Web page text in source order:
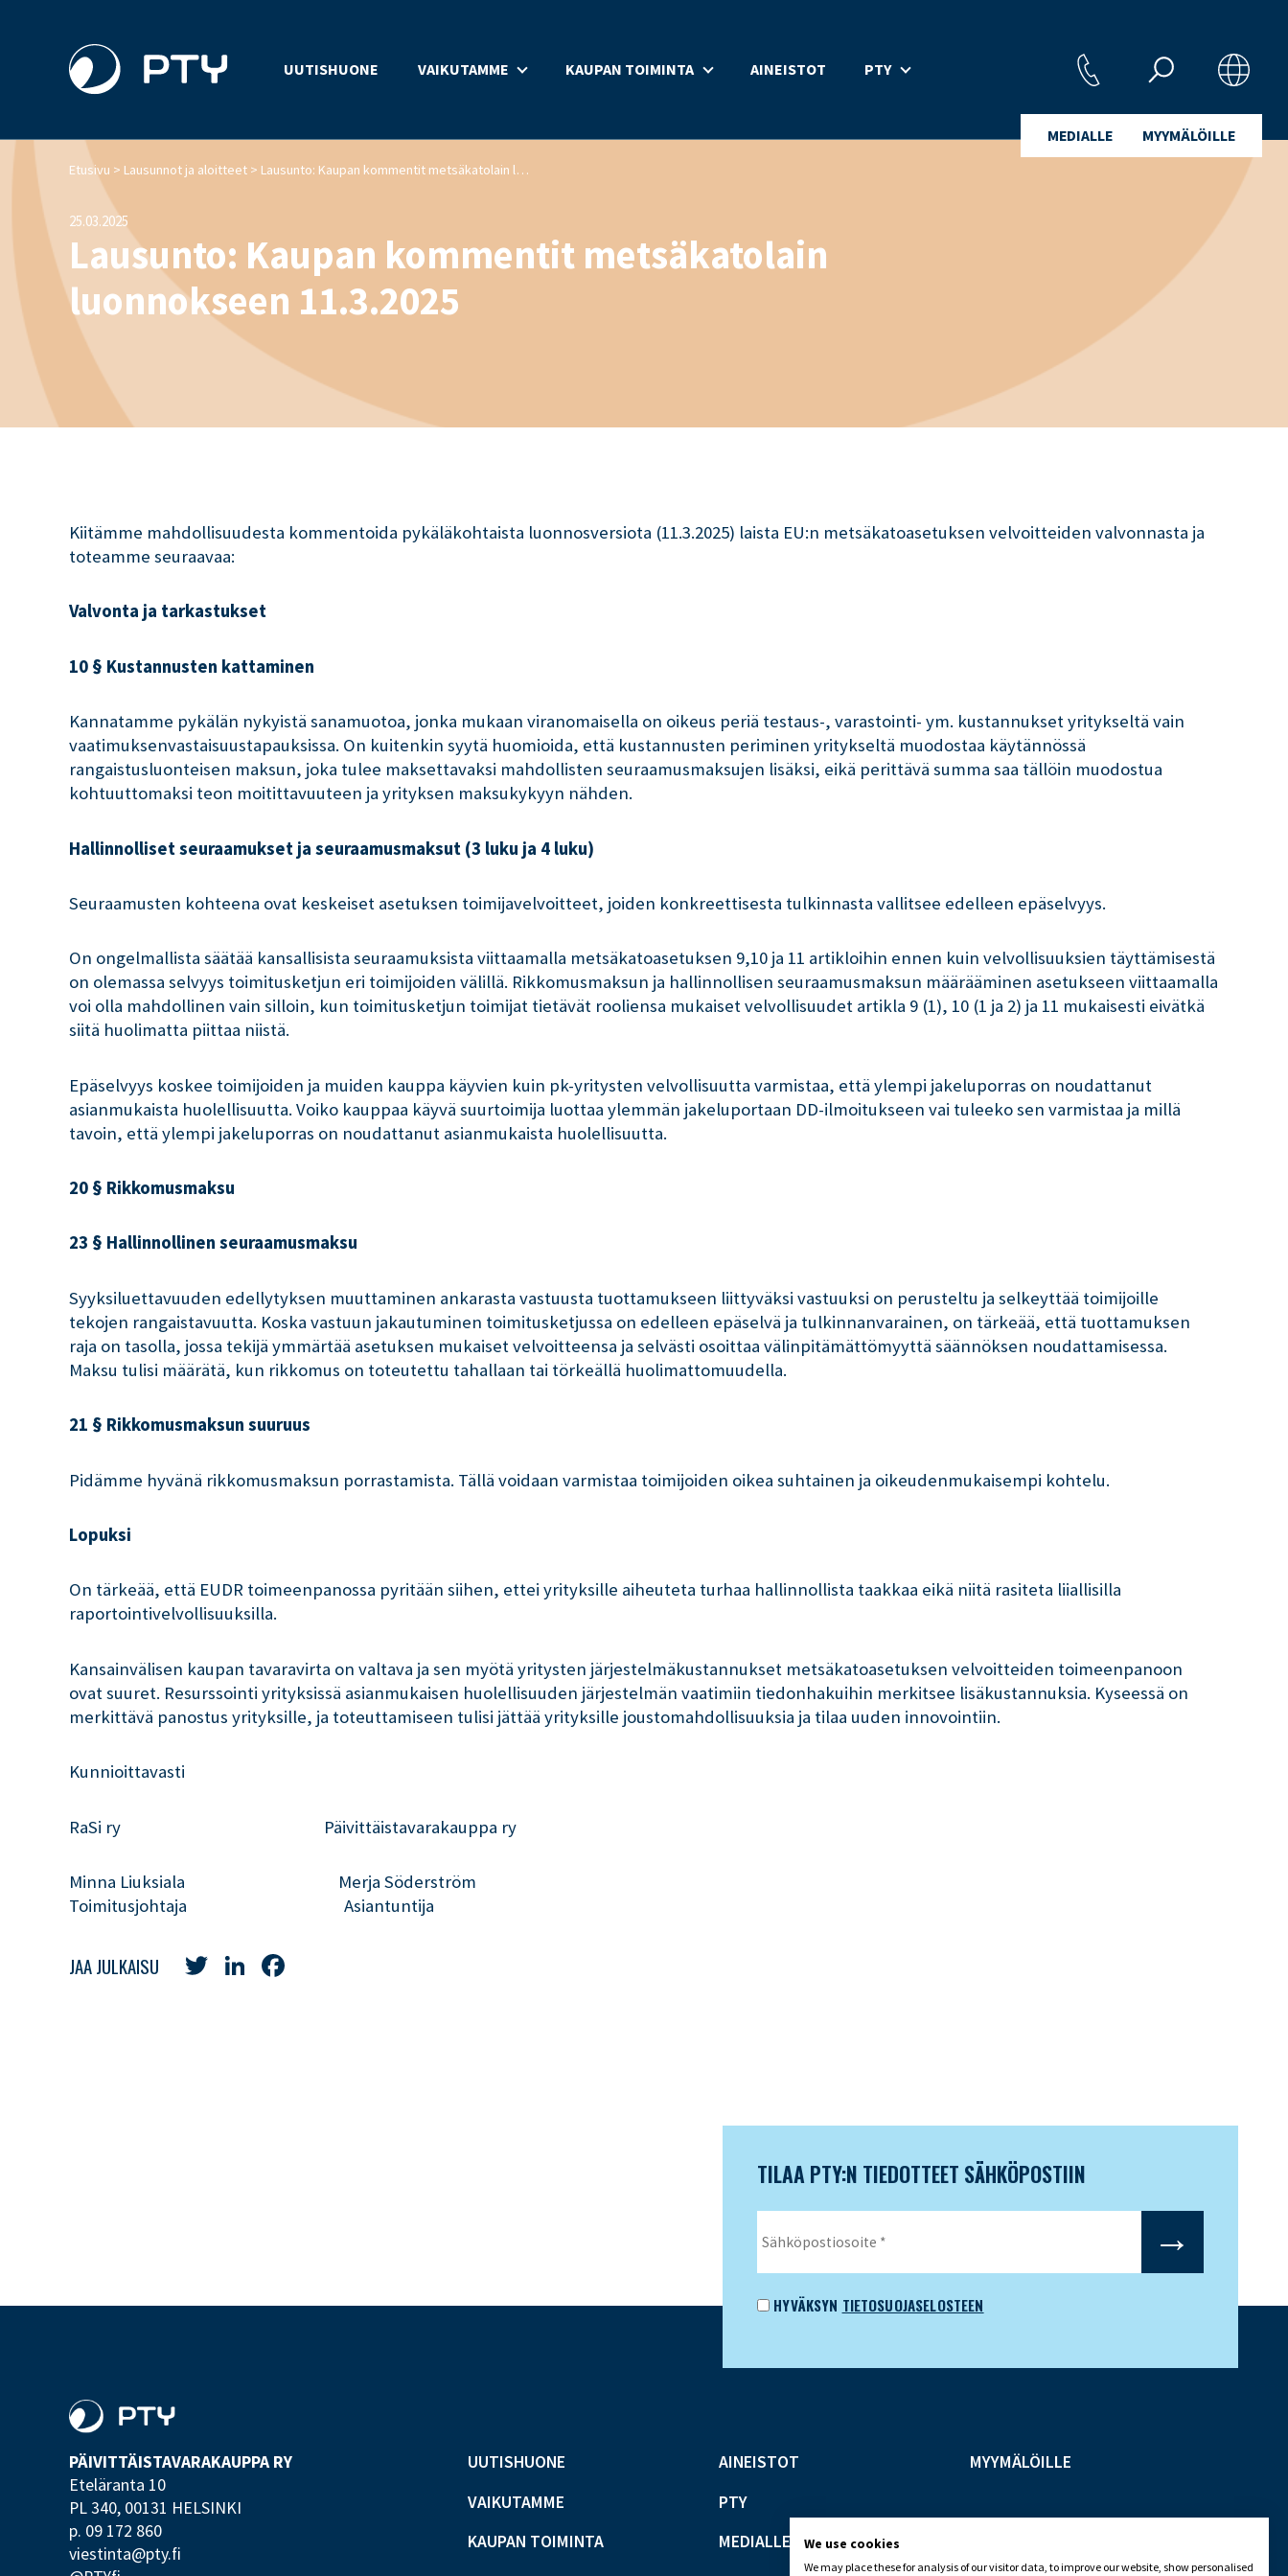
UUTISHUONE VAIKUTAMME KAUPAN TOIMINTA AINEISTOT PTY
MEDIALLE MYYMÄLÖILLE
Etusivu > Lausunnot ja aloitteet > Lausunto: Kaupan kommentit metsäkatolain luonnokseen 11.3.2025
25.03.2025
Lausunto: Kaupan kommentit metsäkatolain
luonnokseen 11.3.2025
Kiitämme mahdollisuudesta kommentoida pykäläkohtaista luonnosversiota (11.3.2025) laista EU:n metsäkatoasetuksen velvoitteiden valvonnasta ja
toteamme seuraavaa:
Valvonta ja tarkastukset
10 § Kustannusten kattaminen
Kannatamme pykälän nykyistä sanamuotoa, jonka mukaan viranomaisella on oikeus periä testaus-, varastointi- ym. kustannukset yritykseltä vain
vaatimuksenvastaisuustapauksissa. On kuitenkin syytä huomioida, että kustannusten periminen yritykseltä muodostaa käytännössä
rangaistusluonteisen maksun, joka tulee maksettavaksi mahdollisten seuraamusmaksujen lisäksi, eikä perittävä summa saa tällöin muodostua
kohtuuttomaksi teon moitittavuuteen ja yrityksen maksukykyyn nähden.
Hallinnolliset seuraamukset ja seuraamusmaksut (3 luku ja 4 luku)
Seuraamusten kohteena ovat keskeiset asetuksen toimijavelvoitteet, joiden konkreettisesta tulkinnasta vallitsee edelleen epäselvyys.
On ongelmallista säätää kansallisista seuraamuksista viittaamalla metsäkatoasetuksen 9,10 ja 11 artikloihin ennen kuin velvollisuuksien täyttämisestä
on olemassa selvyys toimitusketjun eri toimijoiden välillä. Rikkomusmaksun ja hallinnollisen seuraamusmaksun määrääminen asetukseen viittaamalla
voi olla mahdollinen vain silloin, kun toimitusketjun toimijat tietävät rooliensa mukaiset velvollisuudet artikla 9 (1), 10 (1 ja 2) ja 11 mukaisesti eivätkä
siitä huolimatta piittaa niistä.
Epäselvyys koskee toimijoiden ja muiden kauppa käyvien kuin pk-yritysten velvollisuutta varmistaa, että ylempi jakeluporras on noudattanut
asianmukaista huolellisuutta. Voiko kauppaa käyvä suurtoimija luottaa ylemmän jakeluportaan DD-ilmoitukseen vai tuleeko sen varmistaa ja millä
tavoin, että ylempi jakeluporras on noudattanut asianmukaista huolellisuutta.
20 § Rikkomusmaksu
23 § Hallinnollinen seuraamusmaksu
Syyksiluettavuuden edellytyksen muuttaminen ankarasta vastuusta tuottamukseen liittyväksi vastuuksi on perusteltu ja selkeyttää toimijoille
tekojen rangaistavuutta. Koska vastuun jakautuminen toimitusketjussa on edelleen epäselvä ja tulkinnanvarainen, on tärkeää, että tuottamuksen
raja on tasolla, jossa tekijä ymmärtää asetuksen mukaiset velvoitteensa ja selvästi osoittaa välinpitämättömyyttä säännöksen noudattamisessa.
Maksu tulisi määrätä, kun rikkomus on toteutettu tahallaan tai törkeällä huolimattomuudella.
21 § Rikkomusmaksun suuruus
Pidämme hyvänä rikkomusmaksun porrastamista. Tällä voidaan varmistaa toimijoiden oikea suhtainen ja oikeudenmukaisempi kohtelu.
Lopuksi
On tärkeää, että EUDR toimeenpanossa pyritään siihen, ettei yrityksille aiheuteta turhaa hallinnollista taakkaa eikä niitä rasiteta liiallisilla
raportointivelvollisuuksilla.
Kansainvälisen kaupan tavaravirta on valtava ja sen myötä yritysten järjestelmäkustannukset metsäkatoasetuksen velvoitteiden toimeenpanoon
ovat suuret. Resurssointi yrityksissä asianmukaisen huolellisuuden järjestelmän vaatimiin tiedonhakuihin merkitsee lisäkustannuksia. Kyseessä on
merkittävä panostus yrityksille, ja toteuttamiseen tulisi jättää yrityksille joustomahdollisuuksia ja tilaa uuden innovointiin.
Kunnioittavasti
RaSi ry Päivittäistavarakauppa ry
Minna Liuksiala Merja Söderström
Toimitusjohtaja Asiantuntija
JAA JULKAISU TwitterLinkedIn
TILAA PTY:N TIEDOTTEET SÄHKÖPOSTIIN
HYVÄKSYN TIETOSUOJASELOSTEEN
PÄIVITTÄISTAVARA­KAUPPA RY
Eteläranta 10
PL 340, 00131 HELSINKI
p. 09 172 860
viestinta@pty.fi
UUTISHUONE
VAIKUTAMME
KAUPAN TOIMINTA
AINEISTOT
PTY
MEDIALLE
MYYMÄLÖILLE
We use cookies
We may place these for analysis of our visitor data, to improve our website, show personalised